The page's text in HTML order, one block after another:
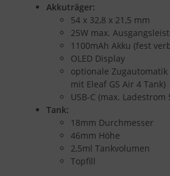
Akkuträger:
54 x 32,8 x 21,5 mm
25W max.
1100mAh Akku (fest
OLED Display
optionale
mit Eleaf GS Air 4 Tank)
USB-C (max. Ladestrom
Tank:
18mm Durchmesser
46mm Höhe
2,5ml Tankvolumen
Topfill